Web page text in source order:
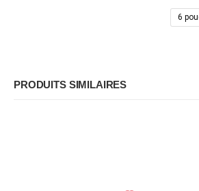
6
PRODUITS SIMILAIRES